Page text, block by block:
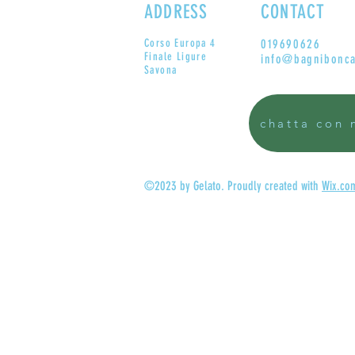
ADDRESS
Corso Europa 4
Finale Ligure
Savona
CONTACT
019690626
chatta con
©2023 by Gelato. Proudly created with